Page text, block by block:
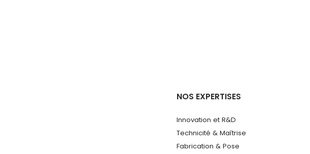
NOS EXPERTISES
Innovation et R&D
Technicité & Maîtrise
Fabrication & Pose